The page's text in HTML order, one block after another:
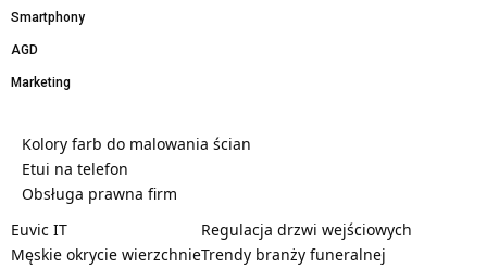
Smartphony
AGD
Marketing
Kolory farb do malowania ścian
Etui na telefon
Obsługa prawna firm
Euvic IT
Męskie okrycie wierzchnie
Regulacja drzwi wejściowych
Trendy branży funeralnej